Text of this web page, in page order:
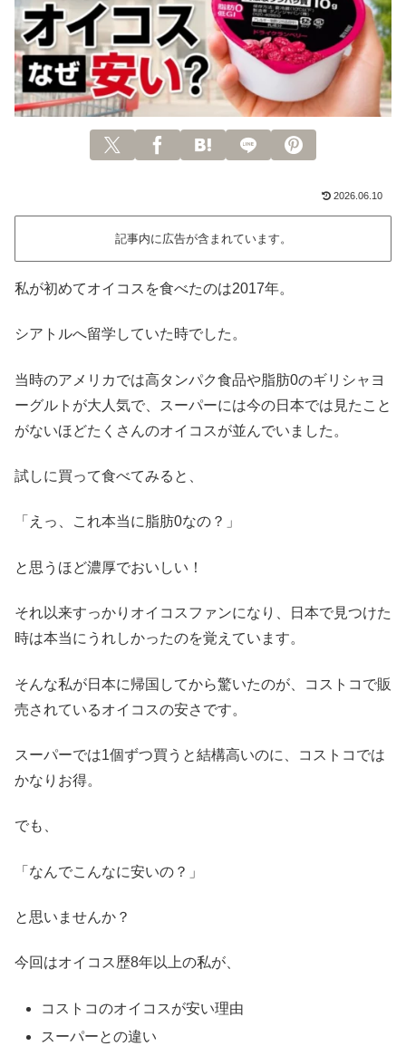
2026.06.10
記事内に広告が含まれています。
私が初めてオイコスを食べたのは2017年。
シアトルへ留学していた時でした。
当時のアメリカでは高タンパク食品や脂肪0のギリシャヨ
ーグルトが大人気で、スーパーには今の日本では見たこと
がないほどたくさんのオイコスが並んでいました。
試しに買って食べてみると、
「えっ、これ本当に脂肪0なの？」
と思うほど濃厚でおいしい！
それ以来すっかりオイコスファンになり、日本で見つけた
時は本当にうれしかったのを覚えています。
そんな私が日本に帰国してから驚いたのが、コストコで販
売されているオイコスの安さです。
スーパーでは1個ずつ買うと結構高いのに、コストコでは
かなりお得。
でも、
「なんでこんなに安いの？」
と思いませんか？
今回はオイコス歴8年以上の私が、
コストコのオイコスが安い理由
スーパーとの違い